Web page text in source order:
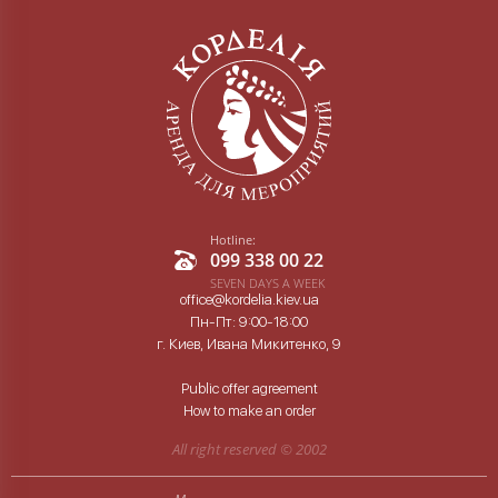
Hotline:
099 338 00 22
SEVEN DAYS A WEEK
office@kordelia.kiev.ua
Пн-Пт: 9:00-18:00
г. Киев, Ивана Микитенко, 9
Public offer agreement
How to make an order
All right reserved ©2002